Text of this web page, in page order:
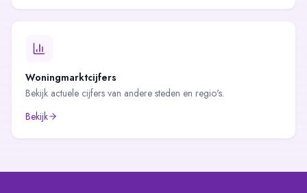
Woningmarktcijfers
Bekijk actuele cijfers van andere steden en regio's.
Bekijk